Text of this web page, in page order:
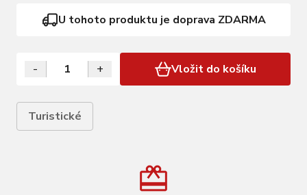
U tohoto produktu je doprava ZDARMA
- + Vložit do košíku
Turistické